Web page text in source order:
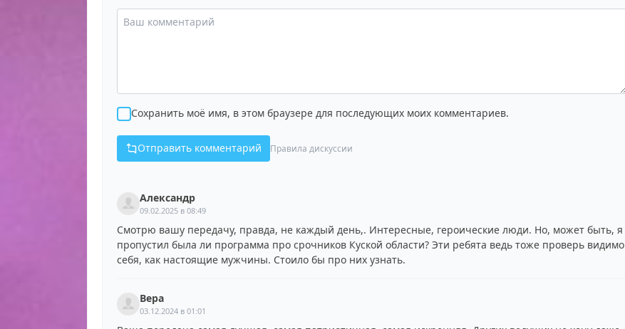
Сохранить моё имя, в этом браузере для последующих моих комментариев.
Отправить комментарий Правила дискуссии
Александр
09.02.2025 в 08:49
Смотрю вашу передачу, правда, не каждый день,. Интересные, героические люди. Но, может быть, я
пропустил была ли программа про срочников Куской области? Эти ребята ведь тоже проверь видимо
себя, как настоящие мужчины. Стоило бы про них узнать.
Вера
03.12.2024 в 01:01